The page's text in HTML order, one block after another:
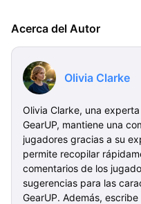
Acerca del Autor
Olivia Clarke
Olivia Clarke, una
GearUP, mantiene una
jugadores gracias a su
permite recopilar
comentarios de los
sugerencias para las
GearUP. Además,